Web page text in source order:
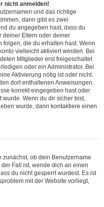
nicht anmelden!
und das richtige
dann gibt es zwei
du angegeben hast, dass du
deiner Eltern oder deiner
folgen, die du erhalten hast. Wenn
vielleicht aktiviert werden. Bei
Mitglieder erst freigeschaltet
oder ein Administrator. Bei
Aktivierung nötig ist oder nicht.
dort enthaltenen Anweisungen.
korrekt eingegeben hast oder
Wenn du dir sicher bist,
wurde, dann kontaktiere einen
zunächst, ob dein Benutzername
Fall ist, wende dich an einen
du nicht gesperrt wurdest. Es ist
mit der Website vorliegt,